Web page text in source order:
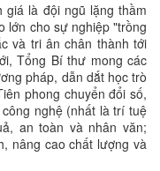
giá là đội ngũ lặng thầm
lớn cho sự nghiệp "trồng
và tri ân chân thành tới
Tổng Bí thư mong các
pháp, dẫn dắt học trò
phong chuyển đổi số,
nghệ (nhất là trí tuệ
an toàn và nhân văn;
nâng cao chất lượng và